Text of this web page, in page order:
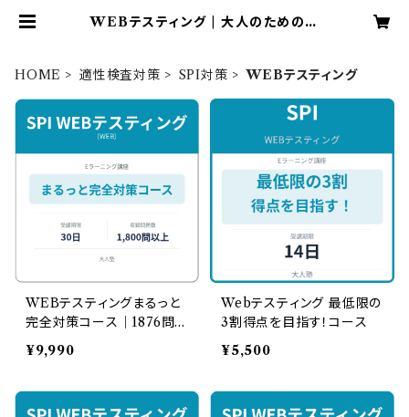
WEBテスティング | 大人のための算
HOME 適性検査対策 SPI対策 WEBテスティング
WEBテスティングまるっと
完全対策コース｜1876問
収録・スマホで本番形式の
演習も
¥9,990
Webテスティング 最低限の
3割得点を目指す！コース
¥5,500